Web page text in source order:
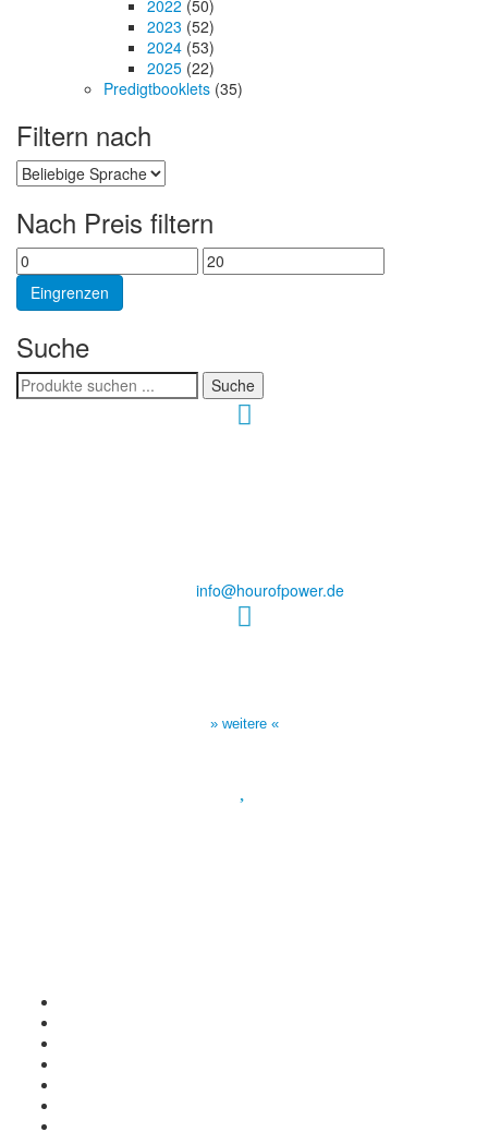
2022 (50)
2023 (52)
2024 (53)
2025 (22)
Predigtbooklets (35)
Filtern nach
Nach Preis filtern
Min.
Preis
Max.
Preis
Eingrenzen
Suche
Suchen
nach:
Suche
info@hourofpower.de
» weitere «